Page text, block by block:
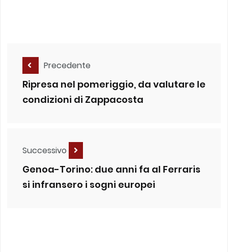
Precedente
Ripresa nel pomeriggio, da valutare le
condizioni di Zappacosta
Successivo
Genoa-Torino: due anni fa al Ferraris
si infransero i sogni europei